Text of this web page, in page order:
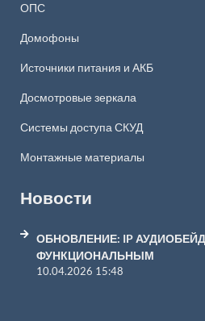
ОПС
Домофоны
Источники питания и АКБ
Досмотровые зеркала
Системы доступа СКУД
Монтажные материалы
Новости
ОБНОВЛЕНИЕ: IP
ФУНКЦИОНАЛЬНЫМ
10.04.2026 15:48